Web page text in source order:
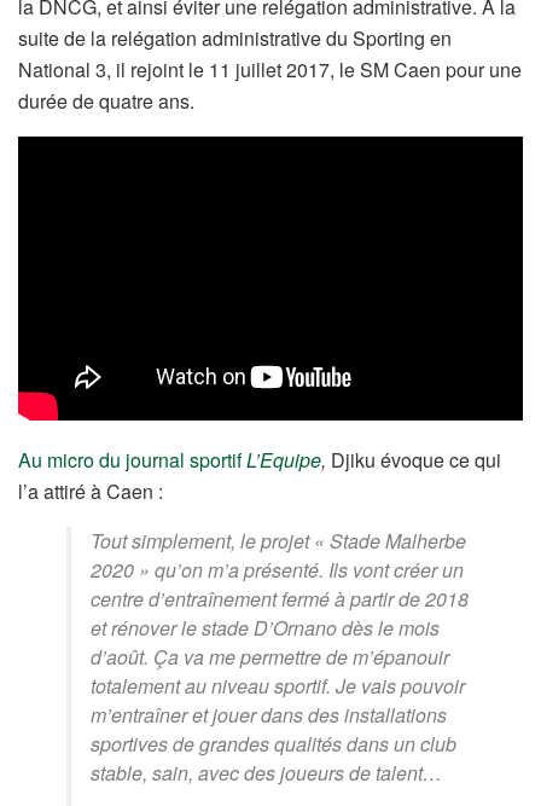
la DNCG, et ainsi éviter une relégation administrative. À la
suite de la relégation administrative du Sporting en
National 3, il rejoint le 11 juillet 2017, le SM Caen pour une
durée de quatre ans.
Au micro du journal sportifL’Equipe, Djiku évoque ce qui
l’a attiré à Caen :
Tout simplement, le projet « Stade Malherbe
2020 » qu’on m’a présenté. Ils vont créer un
centre d’entraînement fermé à partir de 2018
et rénover le stade D’Ornano dès le mois
d’août. Ça va me permettre de m’épanouir
totalement au niveau sportif. Je vais pouvoir
m’entraîner et jouer dans des installations
sportives de grandes qualités dans un club
stable, sain, avec des joueurs de talent…